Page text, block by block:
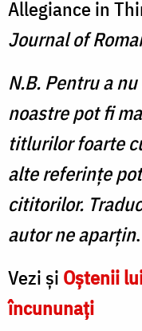
Allegiance in
Journal of
N.B. Pentru a
noastre pot fi
titlurilor foarte
alte referințe
cititorilor.
autor ne aparțin.
Vezi şi Oştenii
încununaţi